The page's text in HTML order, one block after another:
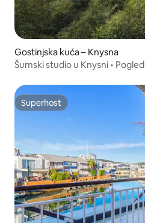
Gostinjska kuća – Knysna
Šumski studio u Knysni • Pogled
Superhost
Superhost